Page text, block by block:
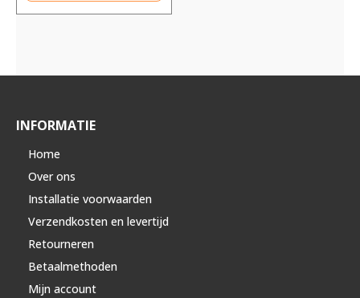
INFORMATIE
Home
Over ons
Installatie voorwaarden
Verzendkosten en levertijd
Retourneren
Betaalmethoden
Mijn account